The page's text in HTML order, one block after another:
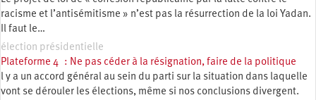
racisme et l’antisémitisme » n’est pas la résurrection de la loi Yadan.
Il faut le…
élection présidentielle
Plateforme 4 : Ne pas céder à la résignation, faire de la politique
l y a un accord général au sein du parti sur la situation dans laquelle
vont se dérouler les élections, même si nos conclusions divergent.